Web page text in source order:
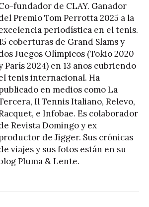
fundador de CLAY. Ganador
Premio Tom Perrotta 2025 a la
periodística en el tenis.
coberturas de Grand Slams y
Juegos Olímpicos (Tokio 2020
París 2024) en 13 años cubriendo
tenis internacional. Ha
en medios como La
Il Tennis Italiano, Relevo,
e Infobae. Es colaborador
Revista Domingo y ex
de Jigger. Sus crónicas
viajes y sus fotos están en su
Pluma & Lente.